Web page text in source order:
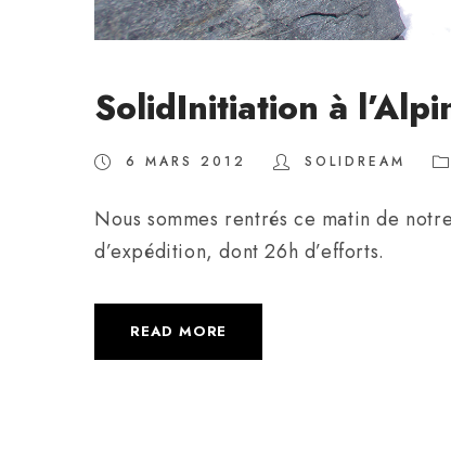
SolidInitiation à
6 MARS 2012 SOLIDREAM
Nous sommes rentrés ce matin de
d’expédition, dont 26h d’efforts.
READ MORE